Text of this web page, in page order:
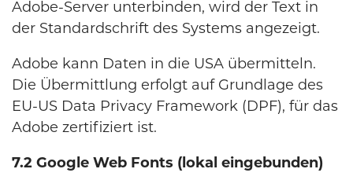
Adobe-Server unterbinden, wird der Text in
der Standardschrift des Systems angezeigt.
Adobe kann Daten in die USA übermitteln.
Die Übermittlung erfolgt auf Grundlage des
EU-US Data Privacy Framework (DPF), für das
Adobe zertifiziert ist.
7.2 Google Web Fonts (lokal eingebunden)